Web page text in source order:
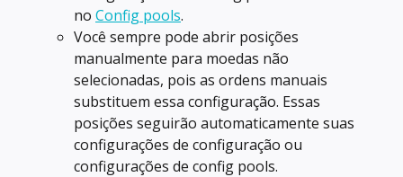
no Config pools.
Você sempre pode abrir posições
manualmente para moedas não
selecionadas, pois as ordens manuais
substituem essa configuração. Essas
posições seguirão automaticamente suas
configurações de configuração ou
configurações de config pools.